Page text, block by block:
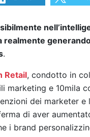
.
Retail, condotto in
marketing e 10mila
dei marketer e
di aver
i brand